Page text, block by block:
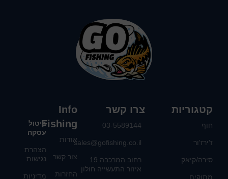
Info
Fishing
אודות
צור קשר
החזרות
ביטול
עסקה
הצהרת
נגישות
מדיניות
קטגוריות
חוף
ז'ירז'ור
סירה/קיאק
מתוקים
צרו קשר
03-5589144
sales@gofishing.co.il
רחוב המרכבה 19
איזור התעשייה חולון